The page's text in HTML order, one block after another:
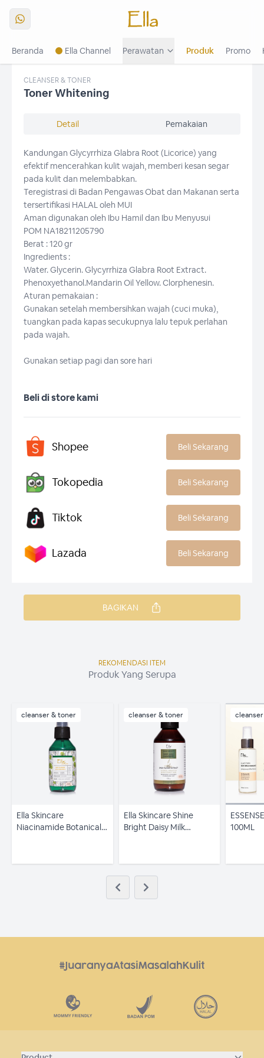
Beranda Ella Channel
Perawatan
Produk Promo
CLEANSER & TONER
Toner Whitening
Detail Pemakaian
Kandungan Glycyrrhiza Glabra Root (Licorice) yang
efektif mencerahkan kulit wajah, memberi kesan segar
pada kulit dan melembabkan.
Teregistrasi di Badan Pengawas Obat dan Makanan serta
tersertifikasi HALAL oleh MUI
Aman digunakan oleh Ibu Hamil dan Ibu Menyusui
POM NA18211205790
Berat : 120 gr
Ingredients :
Water. Glycerin. Glycyrrhiza Glabra Root Extract.
Phenoxyethanol.Mandarin Oil Yellow. Clorphenesin.
Aturan pemakaian :
Gunakan setelah membersihkan wajah (cuci muka),
tuangkan pada kapas secukupnya lalu tepuk perlahan
pada wajah.
Gunakan setiap pagi dan sore hari
Beli di store kami
Shopee Beli Sekarang
Tokopedia Beli Sekarang
Tiktok Beli Sekarang
Lazada Beli Sekarang
BAGIKAN
REKOMENDASI ITEM
Produk Yang Serupa
cleanser & toner
Ella Skincare
Niacinamide Botanical
Extract
cleanser & toner
Ella Skincare Shine
Bright Daisy Milk
extract
100ML